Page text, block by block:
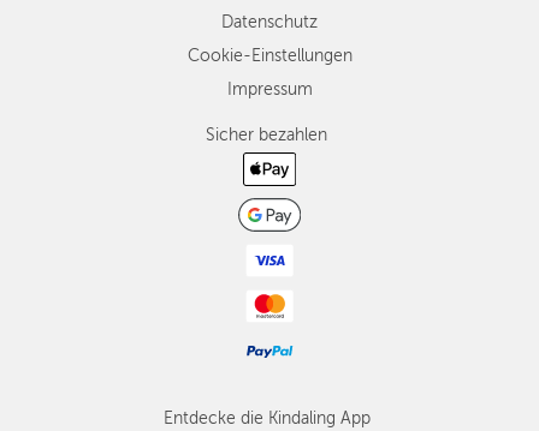
Datenschutz
Cookie-Einstellungen
Impressum
Sicher bezahlen
Entdecke die Kindaling App